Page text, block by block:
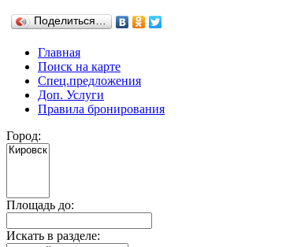
Поделиться…
Главная
Поиск на карте
Спец.предложения
Доп. Услуги
Правила бронирования
Город:
Площадь до:
Искать в разделе: